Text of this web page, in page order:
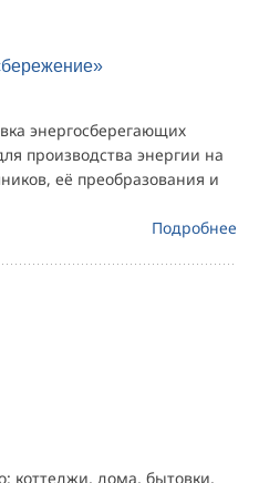
энергосберегающих
производства энергии на
её преобразования и
Подробнее
коттеджи, дома, бытовки,